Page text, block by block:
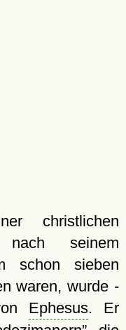
christlichen
seinem
schon sieben
waren, wurde -
Ephesus. Er